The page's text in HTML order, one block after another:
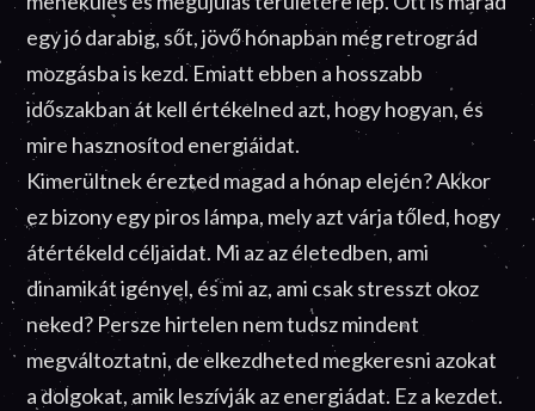
egy jó darabig, sőt, jövő hónapban még retrográd
mozgásba is kezd. Emiatt ebben a hosszabb
időszakban át kell értékelned azt, hogy hogyan, és
mire hasznosítod energiáidat.
Kimerültnek érezted magad a hónap elején? Akkor
ez bizony egy piros lámpa, mely azt várja tőled, hogy
átértékeld céljaidat. Mi az az életedben, ami
dinamikát igényel, és mi az, ami csak stresszt okoz
neked? Persze hirtelen nem tudsz mindent
megváltoztatni, de elkezdheted megkeresni azokat
a dolgokat, amik leszívják az energiádat. Ez a kezdet.